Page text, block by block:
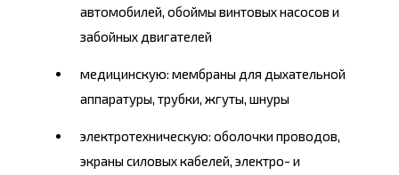
автомобилей, обоймы винтовых насосов и
забойных двигателей
медицинскую: мембраны для дыхательной
аппаратуры, трубки, жгуты, шнуры
электротехническую: оболочки проводов,
экраны силовых кабелей, электро- и